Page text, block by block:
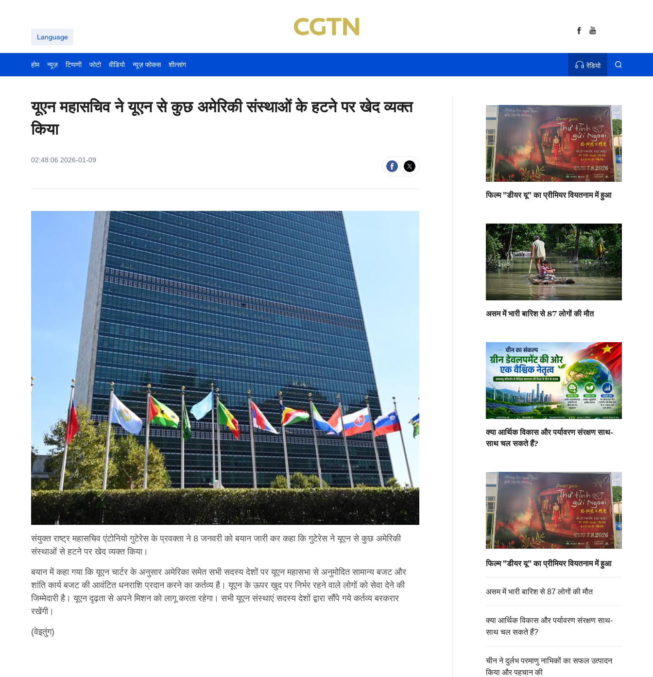
Language
होम न्यूज़ टिप्पणी फोटो वीडियो न्यूज़ फोकस शीत्सांग रेडियो
यूएन महासचिव ने यूएन से कुछ अमेरिकी संस्थाओं के हटने पर खेद व्यक्त
किया
02:48:06 2026-01-09
संयुक्त राष्ट्र महासचिव एंटोनियो गुटेरेस के प्रवक्ता ने 8 जनवरी को बयान जारी कर कहा कि गुटेरेस ने यूएन से कुछ अमेरिकी
संस्थाओं से हटने पर खेद व्यक्त किया।
बयान में कहा गया कि यूएन चार्टर के अनुसार अमेरिका समेत सभी सदस्य देशों पर यूएन महासभा से अनुमोदित सामान्य बजट और
शांति कार्य बजट की आवंटित धनराशि प्रदान करने का कर्तव्य है। यूएन के ऊपर खुद पर निर्भर रहने वाले लोगों को सेवा देने की
जिम्मेदारी है। यूएन दृढ़ता से अपने मिशन को लागू करता रहेगा। सभी यूएन संस्थाएं सदस्य देशों द्वारा सौंपे गये कर्तव्य बरकरार
रखेंगी।
(वेइतुंग)
फिल्म "डीयर यू" का प्रीमियर वियतनाम में हुआ
असम में भारी बारिश से 87 लोगों की मौत
क्या आर्थिक विकास और पर्यावरण संरक्षण साथ-
साथ चल सकते हैं?
फिल्म "डीयर यू" का प्रीमियर वियतनाम में हुआ
असम में भारी बारिश से 87 लोगों की मौत
क्या आर्थिक विकास और पर्यावरण संरक्षण साथ-
साथ चल सकते हैं?
चीन ने दुर्लभ परमाणु नाभिकों का सफल उत्पादन
किया और पहचान की